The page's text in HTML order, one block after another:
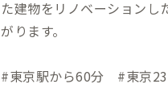
た建物をリノベーションし
がります。
#東京駅から60分 #東京